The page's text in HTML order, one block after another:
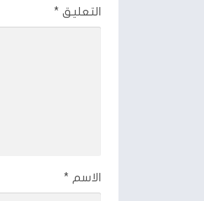
التعليق *
الاسم *